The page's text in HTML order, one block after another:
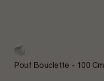
Pouf Bouclette - 100 Cm